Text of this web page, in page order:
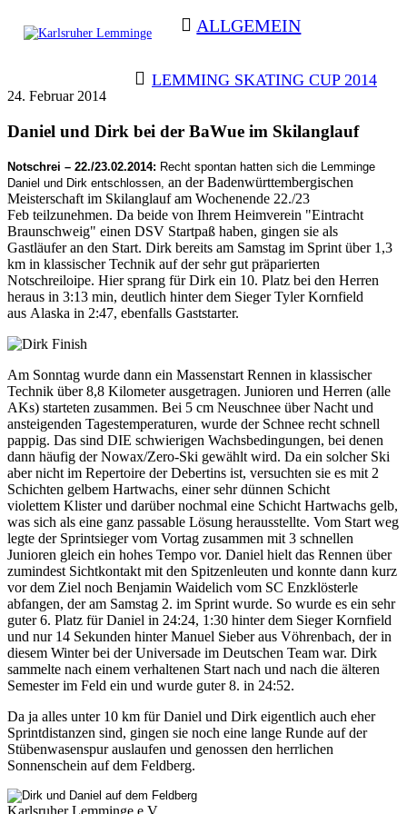
ALLGEMEIN
BEITRAGSNAVIGATION
LEMMING SKATING CUP 2014
24. Februar 2014
Daniel und Dirk bei der BaWue im Skilanglauf
Notschrei – 22./23.02.2014: Recht spontan hatten sich die Lemminge
Daniel und Dirk entschlossen, an der Badenwürttembergischen
Meisterschaft im Skilanglauf am Wochenende 22./23
Feb teilzunehmen. Da beide von Ihrem Heimverein "Eintracht
Braunschweig" einen DSV Startpaß haben, gingen sie als
Gastläufer an den Start. Dirk bereits am Samstag im Sprint über 1,3
km in klassischer Technik auf der sehr gut präparierten
Notschreiloipe. Hier sprang für Dirk ein 10. Platz bei den Herren
heraus in 3:13 min, deutlich hinter dem Sieger Tyler Kornfield
aus Alaska in 2:47, ebenfalls Gaststarter.
Am Sonntag wurde dann ein Massenstart Rennen in klassischer
Technik über 8,8 Kilometer ausgetragen. Junioren und Herren (alle
AKs) starteten zusammen. Bei 5 cm Neuschnee über Nacht und
ansteigenden Tagestemperaturen, wurde der Schnee recht schnell
pappig. Das sind DIE schwierigen Wachsbedingungen, bei denen
dann häufig der Nowax/Zero-Ski gewählt wird. Da ein solcher Ski
aber nicht im Repertoire der Debertins ist, versuchten sie es mit 2
Schichten gelbem Hartwachs, einer sehr dünnen Schicht
violettem Klister und darüber nochmal eine Schicht Hartwachs gelb,
was sich als eine ganz passable Lösung herausstellte. Vom Start weg
legte der Sprintsieger vom Vortag zusammen mit 3 schnellen
Junioren gleich ein hohes Tempo vor. Daniel hielt das Rennen über
zumindest Sichtkontakt mit den Spitzenleuten und konnte dann kurz
vor dem Ziel noch Benjamin Waidelich vom SC Enzklösterle
abfangen, der am Samstag 2. im Sprint wurde. So wurde es ein sehr
guter 6. Platz für Daniel in 24:24, 1:30 hinter dem Sieger Kornfield
und nur 14 Sekunden hinter Manuel Sieber aus Vöhrenbach, der in
diesem Winter bei der Universade im Deutschen Team war. Dirk
sammelte nach einem verhaltenen Start nach und nach die älteren
Semester im Feld ein und wurde guter 8. in 24:52.
Da ja alles unter 10 km für Daniel und Dirk eigentlich auch eher
Sprintdistanzen sind, gingen sie noch eine lange Runde auf der
Stübenwasenspur auslaufen und genossen den herrlichen
Sonnenschein auf dem Feldberg.